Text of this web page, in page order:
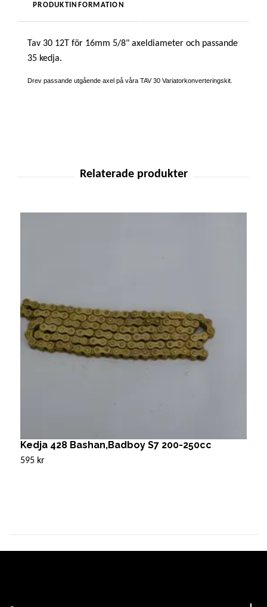
PRODUKTINFORMATION
Tav 30 12T för 16mm 5/8" axeldiameter och passande
35 kedja.
Drev passande utgående axel på våra TAV 30 Variatorkonverteringskit.
Kedja 428 Bashan,Badboy S7 200-250cc
595 kr